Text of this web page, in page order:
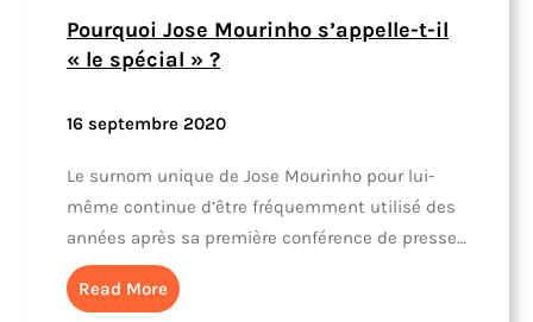
Pourquoi Jose Mourinho s’appelle-t-il
« le spécial » ?
16 septembre 2020
Le surnom unique de Jose Mourinho pour lui-
même continue d’être fréquemment utilisé des
années après sa première conférence de presse…
Read More